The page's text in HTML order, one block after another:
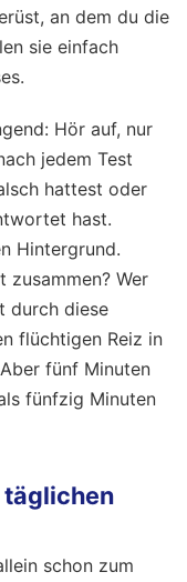
an dem du die
sie einfach
Hör auf, nur
jedem Test
hattest oder
hast.
Hintergrund.
zusammen? Wer
durch diese
flüchtigen Reiz in
fünf Minuten
fünfzig Minuten
täglichen
schon zum